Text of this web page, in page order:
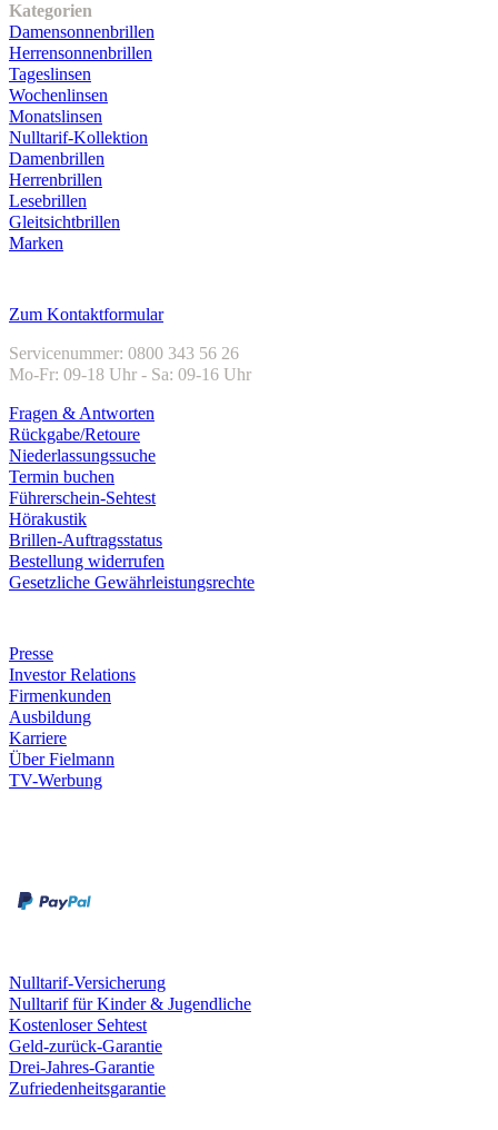
Kategorien
Damensonnenbrillen
Herrensonnenbrillen
Tageslinsen
Wochenlinsen
Monatslinsen
Nulltarif-Kollektion
Damenbrillen
Herrenbrillen
Lesebrillen
Gleitsichtbrillen
Marken
Zum Kontaktformular
Servicenummer: 0800 343 56 26
Mo-Fr: 09-18 Uhr - Sa: 09-16 Uhr
Fragen & Antworten
Rückgabe/Retoure
Niederlassungssuche
Termin buchen
Führerschein-Sehtest
Hörakustik
Brillen-Auftragsstatus
Bestellung widerrufen
Gesetzliche Gewährleistungsrechte
Presse
Investor Relations
Firmenkunden
Ausbildung
Karriere
Über Fielmann
TV-Werbung
Nulltarif-Versicherung
Nulltarif für Kinder & Jugendliche
Kostenloser Sehtest
Geld-zurück-Garantie
Drei-Jahres-Garantie
Zufriedenheitsgarantie